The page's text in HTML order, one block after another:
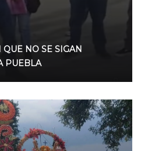
NO SE SIGAN
PUEBLA